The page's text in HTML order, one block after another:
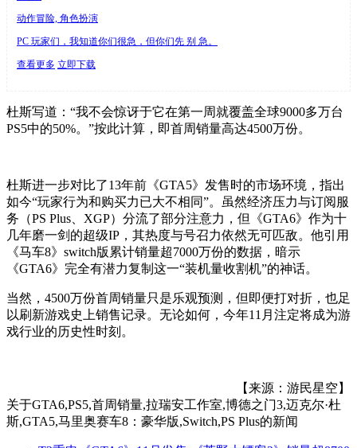
动作冒险, 角色扮演
PC 玩家们，我知道你们很急，但你们先 别 急。
查看更多 立即下载
杜斯写道：“我不会惊讶于它在第一周就覆盖全球9000多万台
PS5中的50%。”按此计算，即首周销量高达4500万份。
杜斯进一步对比了13年前《GTA5》发售时的市场环境，指出
如今“玩家行为和购买力已大不相同”。虽然经济压力与订阅服
务（PS Plus、XGP）分流了部分注意力，但《GTA6》作为十
几年磨一剑的超级IP，其热度与号召力依然无可匹敌。他引用
《马车8》switch版累计销量超7000万份的数据，暗示
《GTA6》完全有潜力复制这一“装机量收割机”的神话。
当然，4500万份首周销量只是乐观预测，但即便打对折，也足
以刷新游戏史上销售记录。无论如何，今年11月注定将成为游
戏行业的历史性时刻。
【来源：游民星空】
关于GTA6,PS5,首周销量,拉瑞安工作室,博德之门3,迈克尔·杜
斯,GTA5,马里奥赛车8：豪华版,Switch,PS Plus的新闻